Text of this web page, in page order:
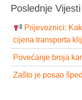
Poslednje Vijesti
Prijevoznici:
cijena transporta
Povećanje broja
Zašto je posao